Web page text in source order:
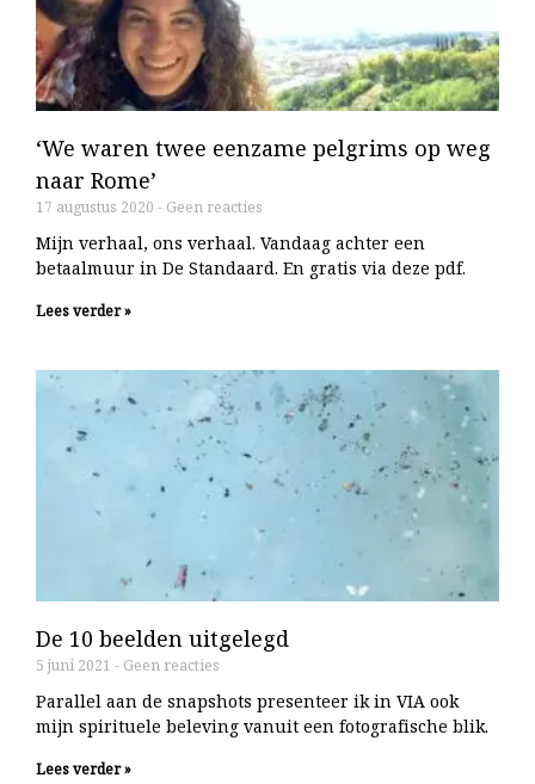
‘We waren twee eenzame pelgrims op weg
naar Rome’
17 augustus 2020 Geen reacties
Mijn verhaal, ons verhaal. Vandaag achter een
betaalmuur in De Standaard. En gratis via deze pdf.
Lees verder »
De 10 beelden uitgelegd
5 juni 2021 Geen reacties
Parallel aan de snapshots presenteer ik in VIA ook
mijn spirituele beleving vanuit een fotografische blik.
Lees verder »